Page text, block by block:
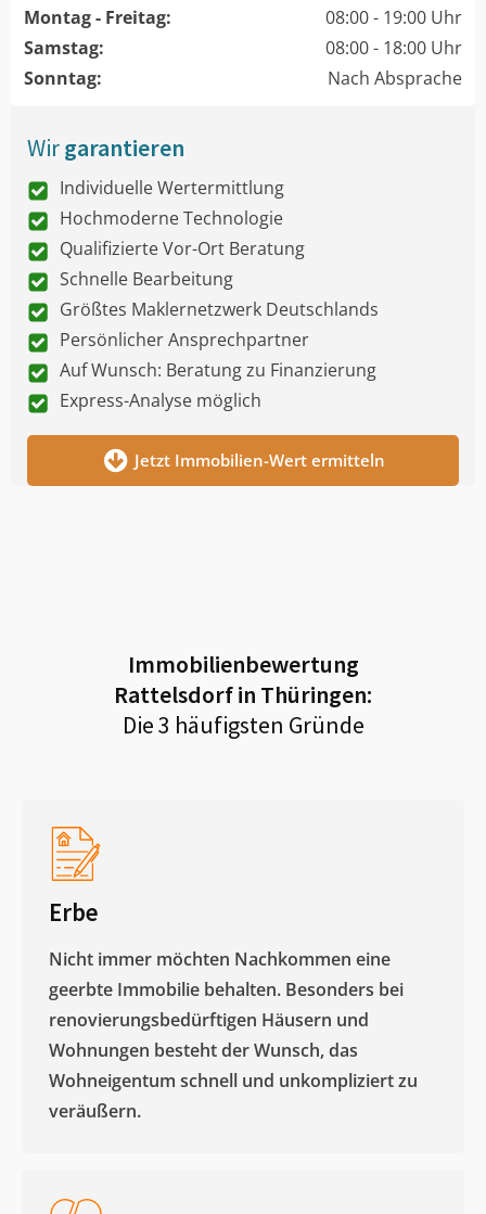
Montag - Freitag:
08:00 - 19:00 Uhr
Samstag:
08:00 - 18:00 Uhr
Sonntag:
Nach Absprache
Wirgarantieren
Individuelle Wertermittlung
Hochmoderne Technologie
Qualifizierte Vor-Ort Beratung
Schnelle Bearbeitung
Größtes Maklernetzwerk Deutschlands
Persönlicher Ansprechpartner
Auf Wunsch: Beratung zu Finanzierung
Express-Analyse möglich
Jetzt Immobilien-Wert ermitteln
Immobilienbewertung
Rattelsdorf in Thüringen:
Die 3 häufigsten Gründe
Erbe
Nicht immer möchten Nachkommen eine
geerbte Immobilie behalten. Besonders bei
renovierungsbedürftigen Häusern und
Wohnungen besteht der Wunsch, das
Wohneigentum schnell und unkompliziert zu
veräußern. ​